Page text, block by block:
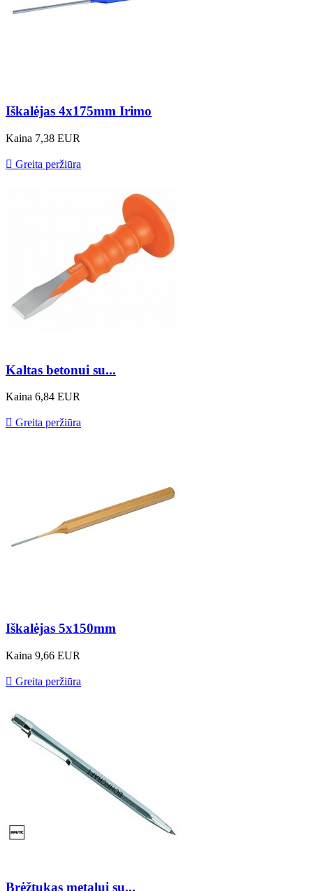
Iškalėjas 4x175mm Irimo
Kaina 7,38 EUR
 Greita peržiūra
Kaltas betonui su...
Kaina 6,84 EUR
 Greita peržiūra
Iškalėjas 5x150mm
Kaina 9,66 EUR
 Greita peržiūra
Brėžtukas metalui su...